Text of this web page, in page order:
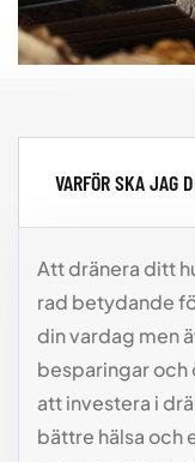
VARFÖR SKA JAG
Att dränera ditt
rad betydande
din vardag men
besparingar och
att investera i
bättre hälsa och